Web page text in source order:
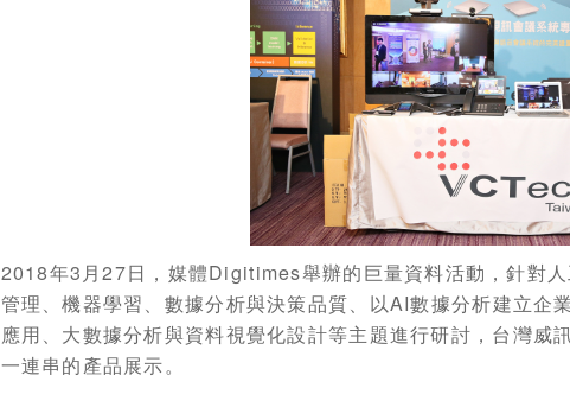
2018年3 月27日，媒體Digitimes舉辦的巨量資料活動，針對
管理、機器學習、數據分析與決策品質、以AI數據分析建立企
應用、大數據分析與資料視覺化設計等主題進行研討，台灣威
一連串的產品展示。